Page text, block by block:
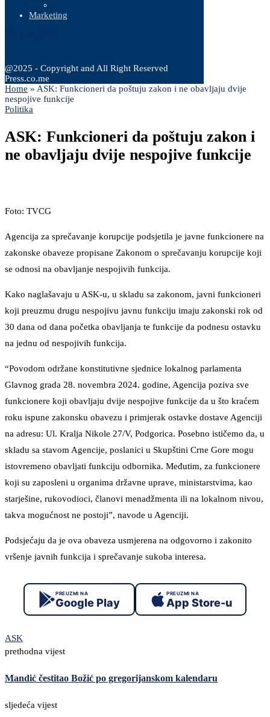
Marketing
@2025 - Copyright and All Right Reserved
Press.co.me
Home » ASK: Funkcioneri da poštuju zakon i ne obavljaju dvije
nespojive funkcije
Politika
ASK: Funkcioneri da poštuju zakon i
ne obavljaju dvije nespojive funkcije
Foto: TVCG
Agencija za sprečavanje korupcije podsjetila je javne funkcionere na
zakonske obaveze propisane Zakonom o sprečavanju korupcije koji
se odnosi na obavljanje nespojivih funkcija.
Kako naglašavaju u ASK-u, u skladu sa zakonom, javni funkcioneri
koji preuzmu drugu nespojivu javnu funkciju imaju zakonski rok od
30 dana od dana početka obavljanja te funkcije da podnesu ostavku
na jednu od nespojivih funkcija.
“Povodom održane konstitutivne sjednice lokalnog parlamenta
Glavnog grada 28. novembra 2024. godine, Agencija poziva sve
funkcionere koji obavljaju dvije nespojive funkcije da u što kraćem
roku ispune zakonsku obavezu i primjerak ostavke dostave Agenciji
na adresu: Ul. Kralja Nikole 27/V, Podgorica. Posebno ističemo da, u
skladu sa stavom Agencije, poslanici u Skupštini Crne Gore mogu
istovremeno obavljati funkciju odbornika. Međutim, za funkcionere
koji su zaposleni u organima državne uprave, ministarstvima, kao
starješine, rukovodioci, članovi menadžmenta ili na lokalnom nivou,
takva mogućnost ne postoji”, navode u Agenciji.
Podsjećaju da je ova obaveza usmjerena na odgovorno i zakonito
vršenje javnih funkcija i sprečavanje sukoba interesa.
PREUZMI NA
Google Play
PREUZMI NA
App Store-u
ASK
prethodna vijest
Mandić čestitao Božić po gregorijanskom kalendaru
sljedeća vijest